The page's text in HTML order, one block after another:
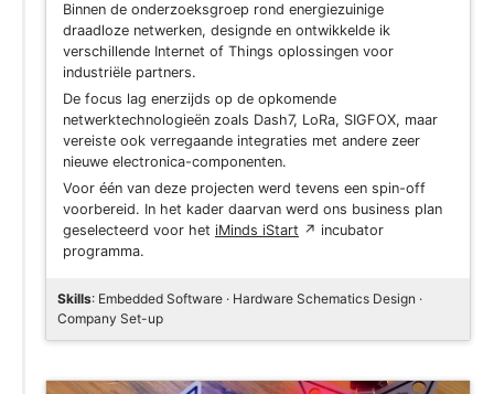
Binnen de onderzoeksgroep rond energiezuinige
draadloze netwerken, designde en ontwikkelde ik
verschillende Internet of Things oplossingen voor
industriële partners.
De focus lag enerzijds op de opkomende
netwerktechnologieën zoals Dash7, LoRa, SIGFOX, maar
vereiste ook verregaande integraties met andere zeer
nieuwe electronica-componenten.
Voor één van deze projecten werd tevens een spin-off
voorbereid. In het kader daarvan werd ons business plan
geselecteerd voor het iMinds iStart ↗ incubator
programma.
Skills: Embedded Software · Hardware Schematics Design ·
Company Set-up